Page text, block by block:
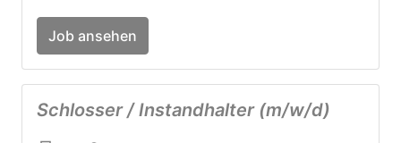
Job ansehen
Schlosser / Instandhalter (m/w/d)